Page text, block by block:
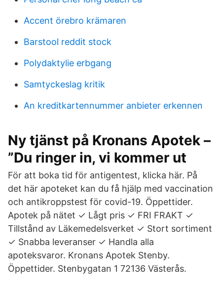
Accent örebro krämaren
Barstool reddit stock
Polydaktylie erbgang
Samtyckeslag kritik
An kreditkartennummer anbieter erkennen
Ny tjänst på Kronans Apotek –
”Du ringer in, vi kommer ut
För att boka tid för antigentest, klicka här. På
det här apoteket kan du få hjälp med vaccination
och antikroppstest för covid-19. Öppettider.
Apotek på nätet ✓ Lågt pris ✓ FRI FRAKT ✓
Tillstånd av Läkemedelsverket ✓ Stort sortiment
✓ Snabba leveranser ✓ Handla alla
apoteksvaror. Kronans Apotek Stenby.
Öppettider. Stenbygatan 1 72136 Västerås.